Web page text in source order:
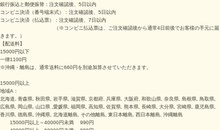
銀行振込と郵便振替：注文確認後、5日以内
コンビニ決済（番号端末式）： 注文確認後、5日以内
コンビニ決済（払込票）： 注文確認後、7日以内
（※コンビニ払込票は、ご注文確認後から通常4日前後でお客様の手元に届
きます。 ）
【配送料】
15000円以下
一律1100円
※沖縄・離島は、通常送料に660円を別途加算させていただきます。
15000円以上
地域A：
北海道, 青森県, 秋田県, 岩手県, 滋賀県, 京都府, 兵庫県, 大阪府, 和歌山県, 奈良県, 島根県, 鳥取県,
広島県, 岡山県, 山口県 ,愛媛県, 福岡県, 高知県, 佐賀県, 熊本県, 長崎県, 大分県, 宮崎県, 鹿児島県,
香川県, 徳島県, 沖縄県, 北海道離島, その他離島, 東日本離島, 西日本離島, 沖縄離島
15000円以上～40000円未満 990円